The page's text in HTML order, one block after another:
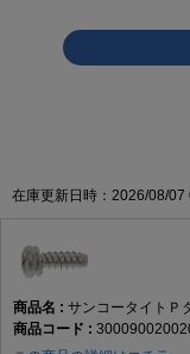
在庫更新日時：2026/08/07
サンコータイトＰ